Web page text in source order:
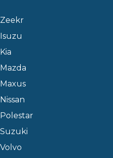
Zeekr
Isuzu
Kia
Mazda
Maxus
Nissan
Polestar
Suzuki
Volvo